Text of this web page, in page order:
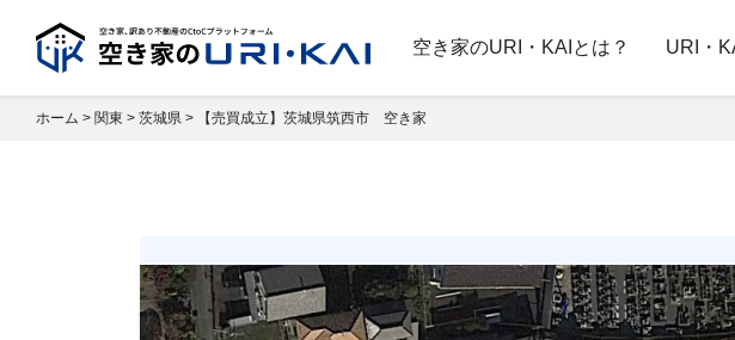
空き家のURI・KAIとは？ URI・
ホーム > 関東 > 茨城県 > 【売買成立】茨城県筑西市 空き家